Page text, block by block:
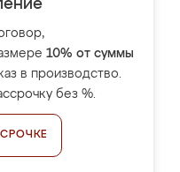
10% от суммы
в производство.
без %.